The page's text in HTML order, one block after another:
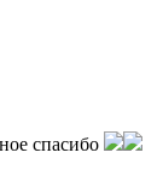
спасибо